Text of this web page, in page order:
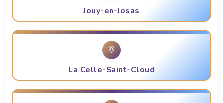
Jouy-en-Josas
La Celle-Saint-Cloud